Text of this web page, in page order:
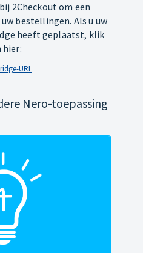
2Checkout om een
bestellingen. Als u uw
heeft geplaatst, klik
hier:
URL
Nero-toepassing